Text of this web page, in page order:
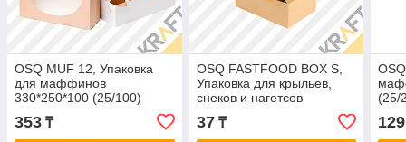
OSQ MUF 12, Упаковка
для маффинов
330*250*100 (25/100)
353 ₸
OSQ FASTFOOD BOX S,
Упаковка для крыльев,
снеков и нагетсов
37₸
(25/
129